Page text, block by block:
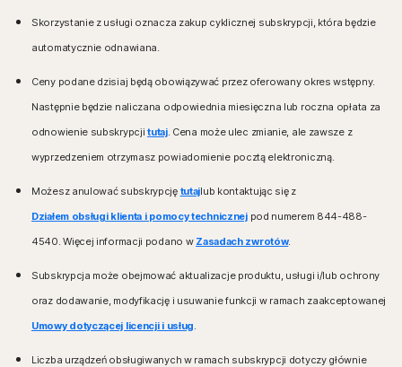
Skorzystanie z usługi oznacza zakup cyklicznej subskrypcji, która będzie
automatycznie odnawiana.
Ceny podane dzisiaj będą obowiązywać przez oferowany okres wstępny.
Następnie będzie naliczana odpowiednia miesięczna lub roczna opłata za
odnowienie subskrypcjitutaj. Cena może ulec zmianie, ale zawsze z
wyprzedzeniem otrzymasz powiadomienie pocztą elektroniczną.
Możesz anulować subskrypcję tutajlub kontaktując się z
Działem obsługi klienta i pomocy technicznejpod numerem 844-488-
4540. Więcej informacji podano w Zasadach zwrotów.
Subskrypcja może obejmować aktualizacje produktu, usługi i/lub ochrony
oraz dodawanie, modyfikację i usuwanie funkcji w ramach zaakceptowanej
Umowy dotyczącej licencji i usług.
Liczba urządzeń obsługiwanych w ramach subskrypcji dotyczy głównie